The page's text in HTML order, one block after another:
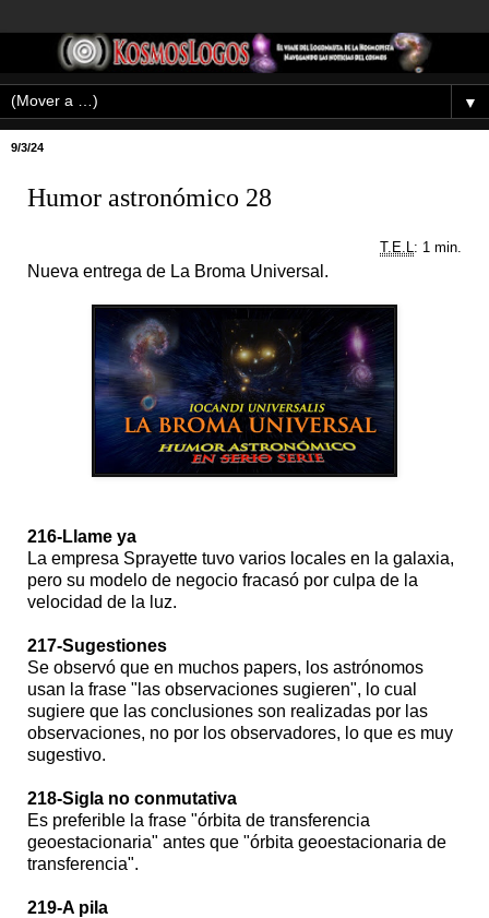
▼
9/3/24
Humor astronómico 28
T.E.L : 1 min.
Nueva entrega de La Broma Universal.
216-Llame ya
La empresa Sprayette tuvo varios locales en la galaxia,
pero su modelo de negocio fracasó por culpa de la
velocidad de la luz.
217-Sugestiones
Se observó que en muchos papers, los astrónomos
usan la frase "las observaciones sugieren", lo cual
sugiere que las conclusiones son realizadas por las
observaciones, no por los observadores, lo que es muy
sugestivo.
218-Sigla no conmutativa
Es preferible la frase "órbita de transferencia
geoestacionaria" antes que "órbita geoestacionaria de
transferencia".
219-A pila